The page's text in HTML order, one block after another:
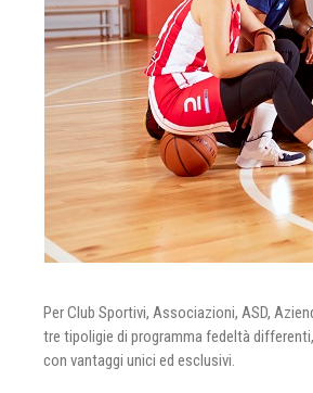
Per Club Sportivi, Associazioni, ASD,
tre tipoligie di programma fedeltà differenti,
con vantaggi unici ed esclusivi.